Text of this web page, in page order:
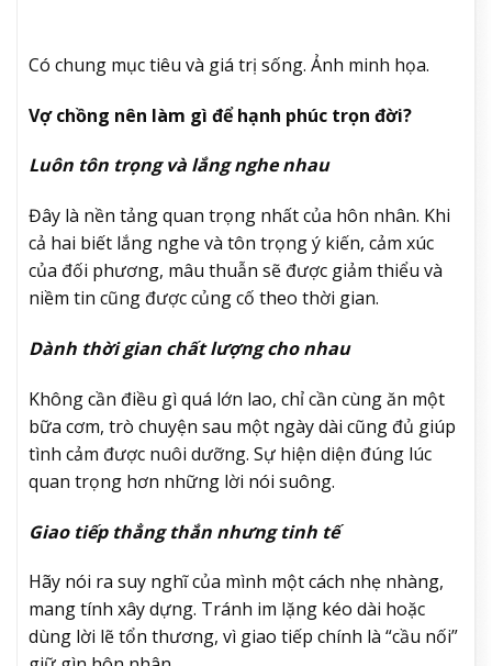
Có chung mục tiêu và giá trị sống. Ảnh minh họa.
Vợ chồng nên làm gì để hạnh phúc trọn đời?
Luôn tôn trọng và lắng nghe nhau
Đây là nền tảng quan trọng nhất của hôn nhân. Khi
cả hai biết lắng nghe và tôn trọng ý kiến, cảm xúc
của đối phương, mâu thuẫn sẽ được giảm thiểu và
niềm tin cũng được củng cố theo thời gian.
Dành thời gian chất lượng cho nhau
Không cần điều gì quá lớn lao, chỉ cần cùng ăn một
bữa cơm, trò chuyện sau một ngày dài cũng đủ giúp
tình cảm được nuôi dưỡng. Sự hiện diện đúng lúc
quan trọng hơn những lời nói suông.
Giao tiếp thẳng thắn nhưng tinh tế
Hãy nói ra suy nghĩ của mình một cách nhẹ nhàng,
mang tính xây dựng. Tránh im lặng kéo dài hoặc
dùng lời lẽ tổn thương, vì giao tiếp chính là “cầu nối”